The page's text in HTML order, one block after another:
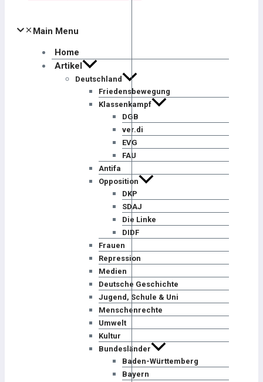
Main Menu
Home
Artikel
Deutschland
Friedensbewegung
Klassenkampf
DGB
ver.di
EVG
FAU
Antifa
Opposition
DKP
SDAJ
Die Linke
DIDF
Frauen
Repression
Medien
Deutsche Geschichte
Jugend, Schule & Uni
Menschenrechte
Umwelt
Kultur
Bundesländer
Baden-Württemberg
Bayern